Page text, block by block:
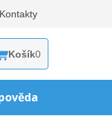
Kontakty
Košík0